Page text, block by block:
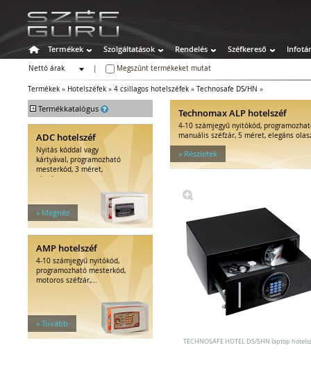
Termékek Szolgáltatások Rendelés Széfkereső Infotár
Nettó árak
Megszűnt termékeket mutat
Termékek » Hotelszéfek » 4 csillagos hotelszéfek » Technosafe DS/HN »
+ Termékkatalógus
Értékszéfek
Tűzálló széfek
Speciális széfek
Fegyverszekrények
2 csillagos hotelszéfek
3 csillagos hotelszéfek
4 csillagos hotelszéfek
5 csillagos hotelszéfek
Kiegészítők hotelszéfhez
Egyéb tárolók
Kiegészítők széfhez
Trezorok
ADC hotelszéf
Nyitás kóddal vagy
kártyával, programozható
mesterkód, 3 méret,
elegáns...
» Megnéz
AMP hotelszéf
4-10 számjegyű nyitókód,
programozható mesterkód,
motoros széfzár,...
» Tovább
Technomax ALP hotelszéf
4-10 számjegyű nyitókód,
manuális széfzár, 5 méret, elegáns
» Részletek
TECHNOSAFE HOTEL DS/5HN laptop